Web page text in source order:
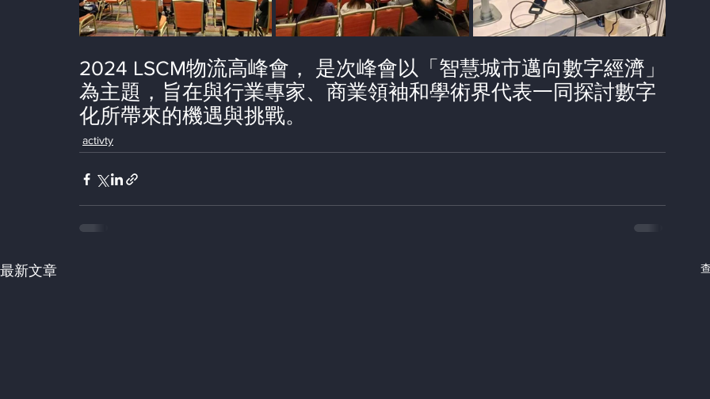
2024 LSCM物流高峰會， 是次峰會以「智慧城市邁向數字經濟」
為主題，旨在與行業專家、商業領袖和學術界代表一同探討數字
化所帶來的機遇與挑戰。
activty
最新文章